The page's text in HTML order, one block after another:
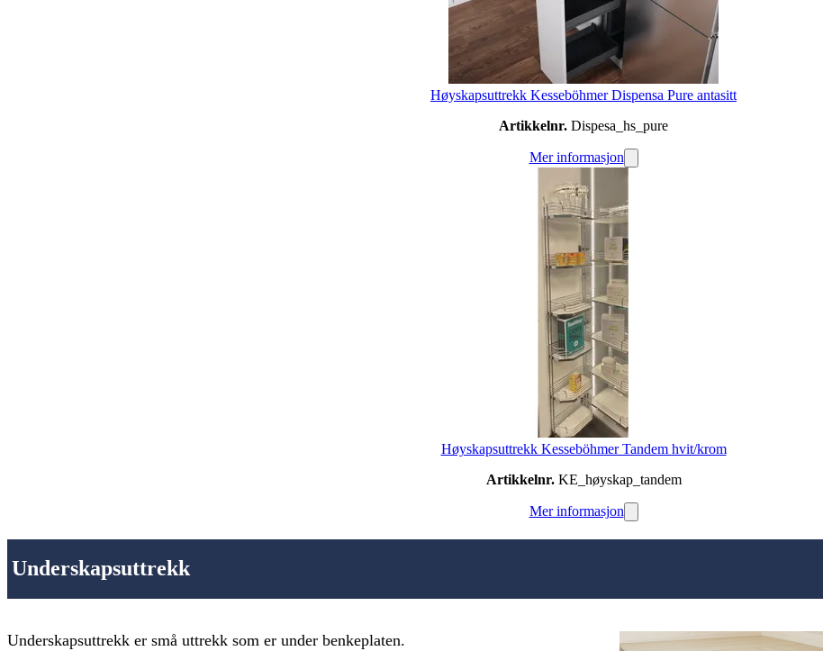
Høyskapsuttrekk Kesseböhmer Dispensa Pure antasitt
Artikkelnr. Dispesa_hs_pure
Mer informasjon
Høyskapsuttrekk Kesseböhmer Tandem hvit/krom
Artikkelnr.KE_høyskap_tandem
Mer informasjon
Underskapsuttrekk
Underskapsuttrekk er små uttrekk som er under benkeplaten.